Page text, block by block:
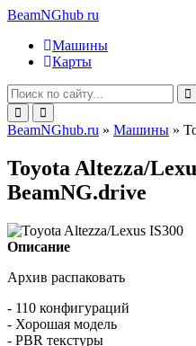
BeamNGhub ru
Машины
Карты
BeamNGhub.ru » Машины »
Toyota Altezza/
BeamNG.drive
Описание
Архив распаковать
- 110 конфигураций
- Хорошая модель
- PBR текстуры